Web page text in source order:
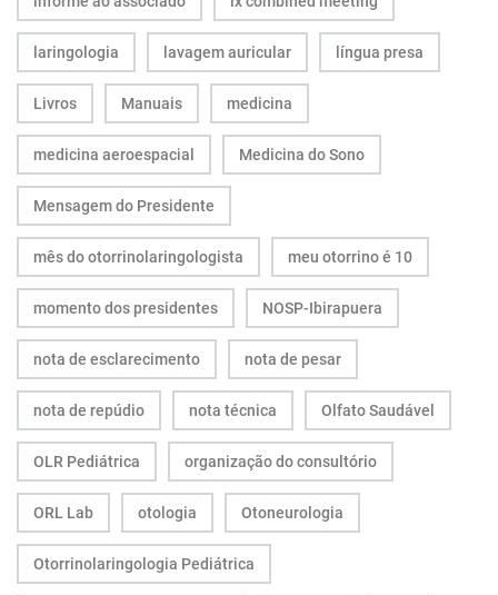
laringologia lavagem auricular língua presa
Livros Manuais medicina
medicina aeroespacial Medicina do Sono
Mensagem do Presidente
mês do otorrinolaringologista meu otorrino é 10
momento dos presidentes NOSP-Ibirapuera
nota de esclarecimento nota de pesar
nota de repúdio nota técnica Olfato Saudável
OLR Pediátrica organização do consultório
ORL Lab otologia Otoneurologia
Otorrinolaringologia Pediátrica